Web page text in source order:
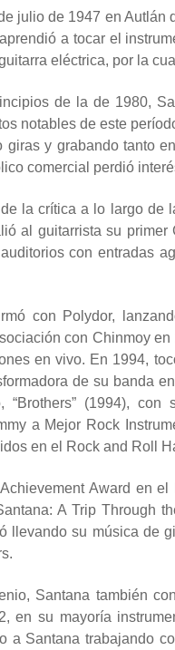
julio de 1947 en
a tocar el
eléctrica, por la
de la de 1980,
notables de este
giras y grabando tanto
comercial perdió
la crítica a lo largo de
al guitarrista su primer
con entradas
con Polydor,
con Chinmoy
en vivo. En 1994,
de su banda
“Brothers” (1994),
a Mejor Rock
en el Rock and Roll
Award en
A Trip Through
llevando su música de
Santana también
en su mayoría
a Santana trabajando